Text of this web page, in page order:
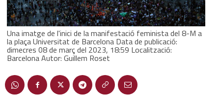
Una imatge de l'inici de la manifestació feminista del 8-M a
la plaça Universitat de Barcelona Data de publicació:
dimecres 08 de març del 2023, 18:59 Localització:
Barcelona Autor: Guillem Roset